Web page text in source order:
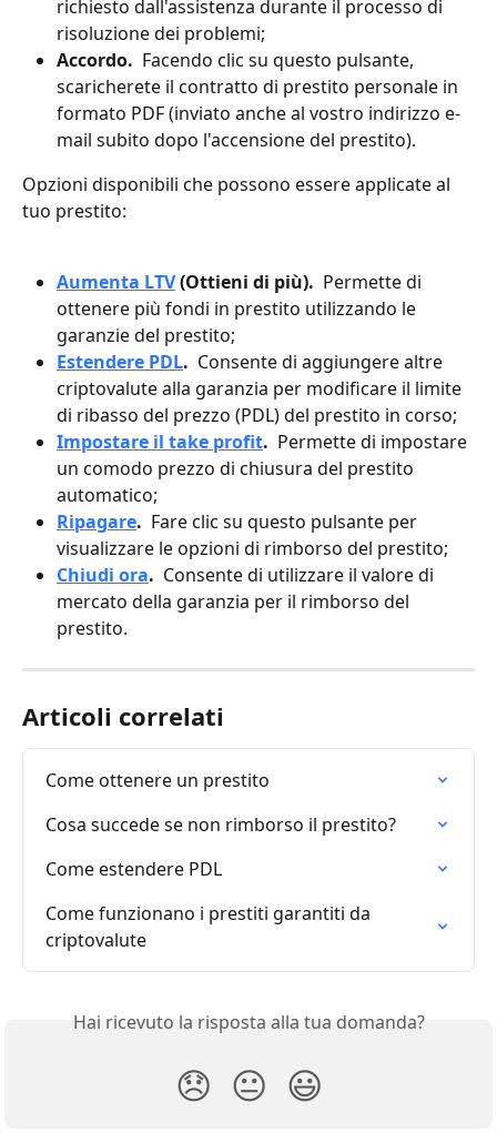
richiesto dall'assistenza durante il processo di
risoluzione dei problemi;
Accordo. Facendo clic su questo pulsante,
scaricherete il contratto di prestito personale in
formato PDF (inviato anche al vostro indirizzo e-
mail subito dopo l'accensione del prestito).
Opzioni disponibili che possono essere applicate al
tuo prestito:
Aumenta LTV (Ottieni di più). Permette di
ottenere più fondi in prestito utilizzando le
garanzie del prestito;
Estendere PDL. Consente di aggiungere altre
criptovalute alla garanzia per modificare il limite
di ribasso del prezzo (PDL) del prestito in corso;
Impostare il take profit. Permette di impostare
un comodo prezzo di chiusura del prestito
automatico;
Ripagare. Fare clic su questo pulsante per
visualizzare le opzioni di rimborso del prestito;
Chiudi ora. Consente di utilizzare il valore di
mercato della garanzia per il rimborso del
prestito.
Articoli correlati
Come ottenere un prestito
Cosa succede se non rimborso il prestito?
Come estendere PDL
Come funzionano i prestiti garantiti da
criptovalute
Hai ricevuto la risposta alla tua domanda?
😞 😐 😃